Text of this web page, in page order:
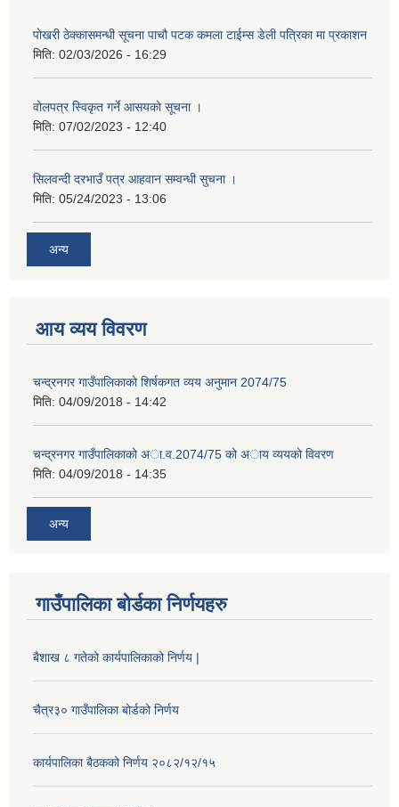
पोखरी ठेक्कासमन्धी सूचना पाचौ पटक कमला टाईम्स डेली पत्रिका मा प्रकाशन
मिति: 02/03/2026 - 16:29
वोलपत्र स्विकृत गर्ने आसयकाे सूचना ।
मिति: 07/02/2023 - 12:40
सिलवन्दी दरभाउँ पत्र आहवान सम्वन्धी सुचना ।
मिति: 05/24/2023 - 13:06
अन्य
आय व्यय विवरण
चन्द्रनगर गाउँपालिकाको शिर्षकगत व्यय अनुमान 2074/75
मिति: 04/09/2018 - 14:42
चन्द्रनगर गाउँपालिकाको अा‍‍‍.व.2074/75 को अाय व्ययको विवरण
मिति: 04/09/2018 - 14:35
अन्य
गाउँपालिका बोर्डका निर्णयहरु
बैशाख ८ गतेको कार्यपालिकाको निर्णय |
चैत्र३० गाउँपालिका बोर्डको निर्णय
कार्यपालिका बैठकको निर्णय २०८२/१२/१५